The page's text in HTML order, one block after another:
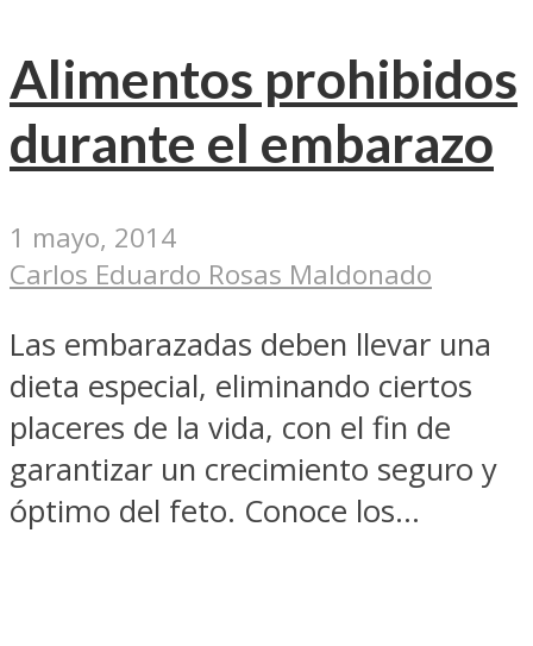
Alimentos prohibidos
durante el embarazo
1 mayo, 2014
Carlos Eduardo Rosas Maldonado
Las embarazadas deben llevar una
dieta especial, eliminando ciertos
placeres de la vida, con el fin de
garantizar un crecimiento seguro y
óptimo del feto. Conoce los...